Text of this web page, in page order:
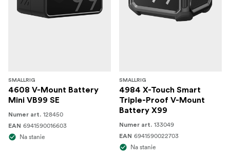
SMALLRIG
4608 V-Mount Battery
Mini VB99 SE
Numer art. 128450
EAN 6941590016603
Na stanie
SMALLRIG
4984 X-Touch Smart
Triple-Proof V-Mount
Battery X99
Numer art. 133049
EAN 6941590022703
Na stanie